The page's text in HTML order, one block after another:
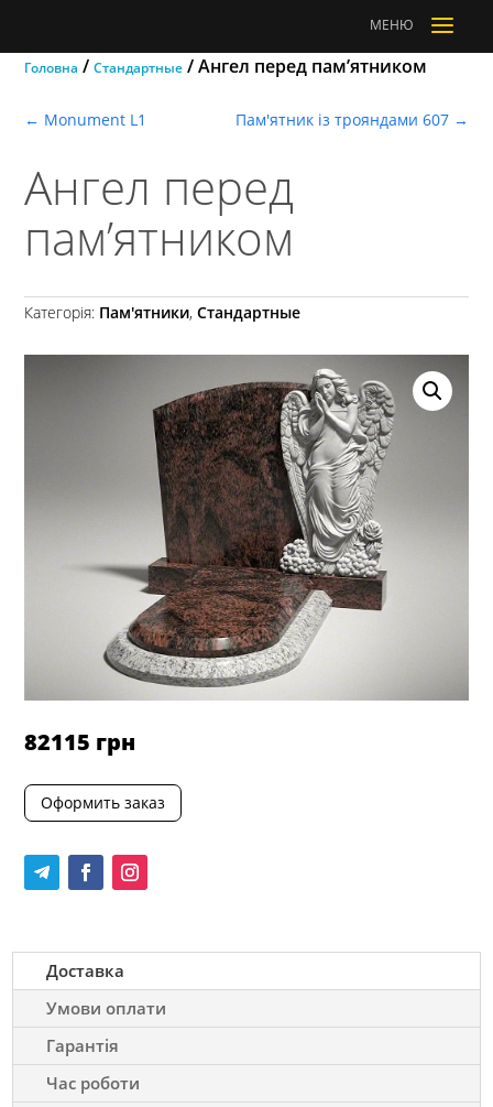
МЕНЮ a
Головна / Стандартные/ Ангел перед пам’ятником
← Monument L1 Пам'ятник із трояндами 607 →
Ангел перед
пам’ятником
Категорія: Пам'ятники, Стандартные
82115 грн
Оформить заказ
Доставка
Умови оплати
Гарантія
Час роботи